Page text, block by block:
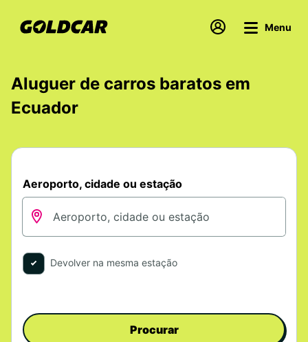
Menu
Aluguer de carros baratos em
Ecuador
Aeroporto, cidade ou estação
Devolver na mesma estação
Procurar